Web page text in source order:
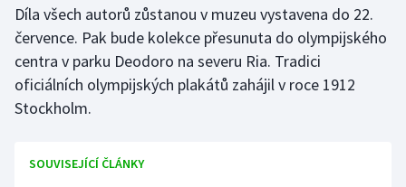
Sportovní střelba
Stolní tenis
Veslování
Díla všech autorů zůstanou v muzeu vystavena do 22.
července. Pak bude kolekce přesunuta do olympijského
centra v parku Deodoro na severu Ria. Tradici
oficiálních olympijských plakátů zahájil v roce 1912
Stockholm.
SOUVISEJÍCÍ ČLÁNKY